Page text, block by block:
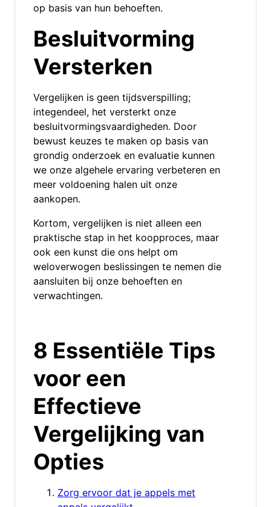
op basis van hun behoeften.
Besluitvorming
Versterken
Vergelijken is geen tijdsverspilling;
integendeel, het versterkt onze
besluitvormingsvaardigheden. Door
bewust keuzes te maken op basis van
grondig onderzoek en evaluatie kunnen
we onze algehele ervaring verbeteren en
meer voldoening halen uit onze
aankopen.
Kortom, vergelijken is niet alleen een
praktische stap in het koopproces, maar
ook een kunst die ons helpt om
weloverwogen beslissingen te nemen die
aansluiten bij onze behoeften en
verwachtingen.
8 Essentiële Tips
voor een
Effectieve
Vergelijking van
Opties
Zorg ervoor dat je appels met